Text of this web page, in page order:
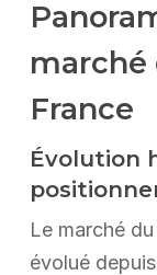
marché
France
Évolution
Le marché
évolué